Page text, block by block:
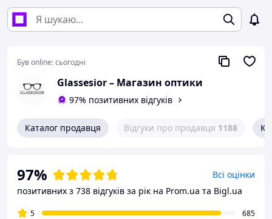
Був online:сьогодні
Glassesior – Магазин оптики
97% позитивних відгуків
Каталог продавця Відгуки про продавця 1188
97%
Всі оцінки
позитивних з 738 відгуків за рік на Prom.ua та Bigl.ua
5
685